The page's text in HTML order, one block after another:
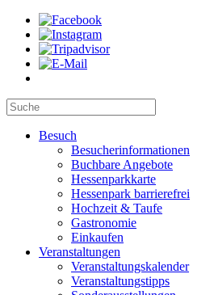
Besuch
Besucherinformationen
Buchbare Angebote
Hessenparkkarte
Hessenpark barrierefrei
Hochzeit & Taufe
Gastronomie
Einkaufen
Veranstaltungen
Veranstaltungskalender
Veranstaltungstipps